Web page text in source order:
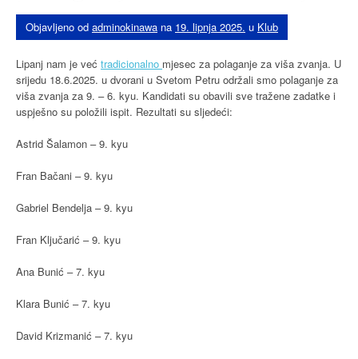
Objavljeno od adminokinawa na 19. lipnja 2025. u Klub
Lipanj nam je već tradicionalno mjesec za polaganje za viša zvanja. U
srijedu 18.6.2025. u dvorani u Svetom Petru održali smo polaganje za
viša zvanja za 9. – 6. kyu. Kandidati su obavili sve tražene zadatke i
uspješno su položili ispit. Rezultati su sljedeći:
Astrid Šalamon – 9. kyu
Fran Bačani – 9. kyu
Gabriel Bendelja – 9. kyu
Fran Ključarić – 9. kyu
Ana Bunić – 7. kyu
Klara Bunić – 7. kyu
David Krizmanić – 7. kyu